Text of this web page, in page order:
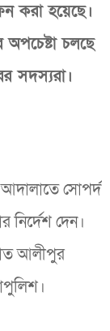
করা হয়েছে।
অপচেষ্টা চলছে
সদস্যরা।
সোপর্দ
নির্দেশ দেন।
আলীপুর